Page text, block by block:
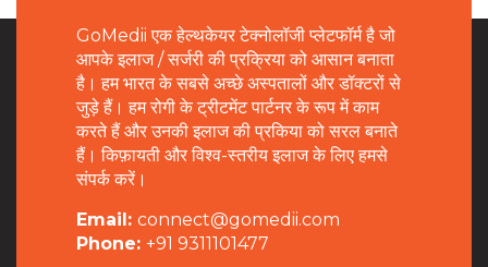
GoMedii एक हेल्थकेयर टेक्नोलॉजी प्लेटफॉर्म है जो
आपके इलाज / सर्जरी की प्रक्रिया को आसान बनाता
है। हम भारत के सबसे अच्छे अस्पतालों और डॉक्टरों से
जुड़े हैं। हम रोगी के ट्रीटमेंट पार्टनर के रूप में काम
करते हैं और उनकी इलाज की प्रकिया को सरल बनाते
हैं। किफ़ायती और विश्व-स्तरीय इलाज के लिए हमसे
संपर्क करें।
Email: connect@gomedii.com
Phone: +91 9311101477